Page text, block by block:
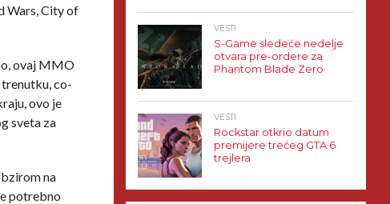
Wars, City of
ovaj MMO
co-
ovo je
sveta za
na
potrebno
VESTI
S-Game sledeće nedelje
otvara pre-ordere za
Phantom Blade Zero
VESTI
Rockstar otkrio datum
premijere trećeg GTA 6
trejlera